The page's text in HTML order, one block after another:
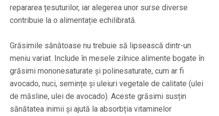
repararea țesuturilor, iar alegerea unor surse diverse
contribuie la o alimentație echilibrată.
Grăsimile sănătoase nu trebuie să lipsească dintr-un
meniu variat. Include în mesele zilnice alimente bogate în
grăsimi mononesaturate și polinesaturate, cum ar fi
avocado, nuci, semințe și uleiuri vegetale de calitate (ulei
de măsline, ulei de avocado). Aceste grăsimi susțin
sănătatea inimii și ajută la absorbția vitaminelor